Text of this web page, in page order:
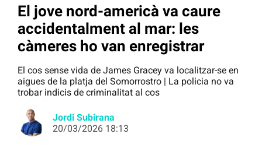
El jove nord-americà va caure
accidentalment al mar: les
càmeres ho van enregistrar
El cos sense vida de James Gracey va localitzar-se en
aigues de la platja del Somorrostro | La policia no va
trobar indicis de criminalitat al cos
Jordi Subirana
20/03/2026 18:13